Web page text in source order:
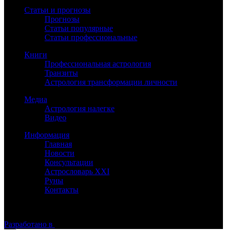
Статьи и прогнозы
Прогнозы
Статьи популярные
Статьи профессиональные
Книги
Профессиональная астрология
Транзиты
Астрология трансформации личности
Медиа
Астрология налегке
Видео
Информация
Главная
Новости
Консультации
Астрословарь XXI
Руны
Контакты
Разработано в